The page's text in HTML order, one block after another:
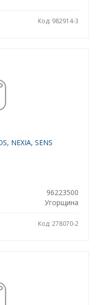
Код: 982914-3
NEXIA, SENS
96223500
Угорщина
Код: 278070-2